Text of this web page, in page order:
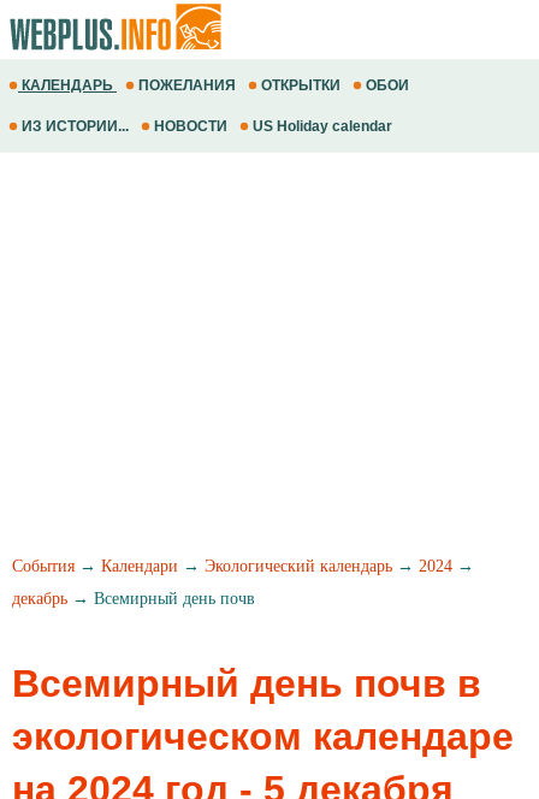
КАЛЕНДАРЬ ПОЖЕЛАНИЯ ОТКРЫТКИ ОБОИ
ИЗ ИСТОРИИ... НОВОСТИ US Holiday calendar
События → Календари → Экологический календарь → 2024 →
декабрь → Всемирный день почв
Всемирный день почв в
экологическом календаре
на 2024 год - 5 декабря